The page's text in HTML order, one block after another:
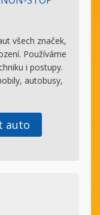
všech značek,
Používáme
i postupy.
autobusy,
auto